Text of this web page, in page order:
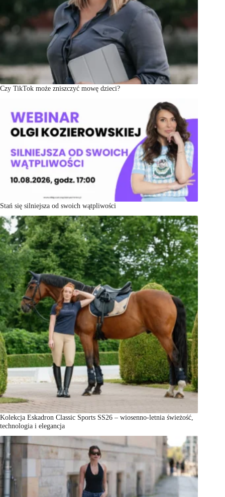
Czy TikTok może zniszczyć mowę dzieci?
Stań się silniejsza od swoich wątpliwości
Kolekcja Eskadron Classic Sports SS26 – wiosenno-letnia świeżość,
technologia i elegancja